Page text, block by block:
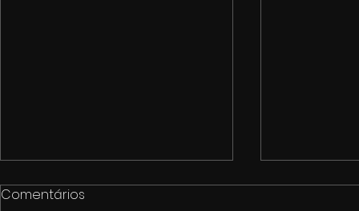
Comentários